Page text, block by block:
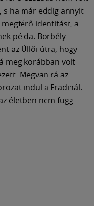
s ha már eddig annyit
identitást, a
példa. Borbély
az Üllői útra, hogy
meg korábban volt
Megvan rá az
indul a Fradinál.
életben nem függ